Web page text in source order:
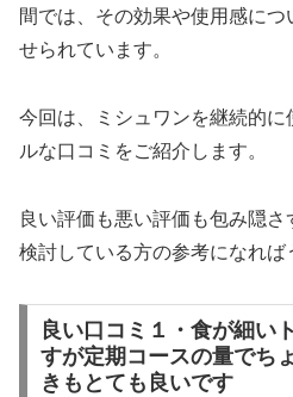
間では、その効果や使用感に
せられています。
今回は、ミシュワンを継続的
ルな口コミをご紹介します。
良い評価も悪い評価も包み隠
検討している方の参考になれば
良い口コミ１・食が細い
すが定期コースの量でち
きもとても良いです